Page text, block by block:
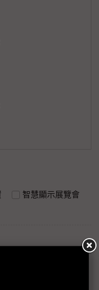
智慧顯示展覽會